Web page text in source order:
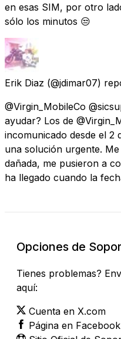
en esas SIM, por otro
sólo los minutos 😒
Erik Diaz (@jdimar07)
@Virgin_MobileCo
ayudar? Los de
incomunicado desde el 2
una solución urgente.
dañada, me pusieron a
ha llegado cuando la
Opciones de
Tienes problemas?
aquí:
Cuenta en X.com
Página en Facebook